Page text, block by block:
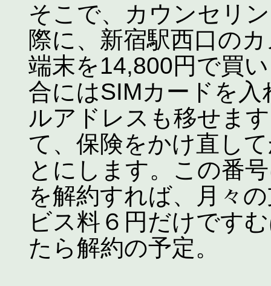
そこで、カウンセリ
際に、新宿駅西口の
端末を14,800円で買
合にはSIMカードを
ルアドレスも移せま
て、保険をかけ直し
とにします。この番
を解約すれば、月々
ビス料６円だけです
たら解約の予定。